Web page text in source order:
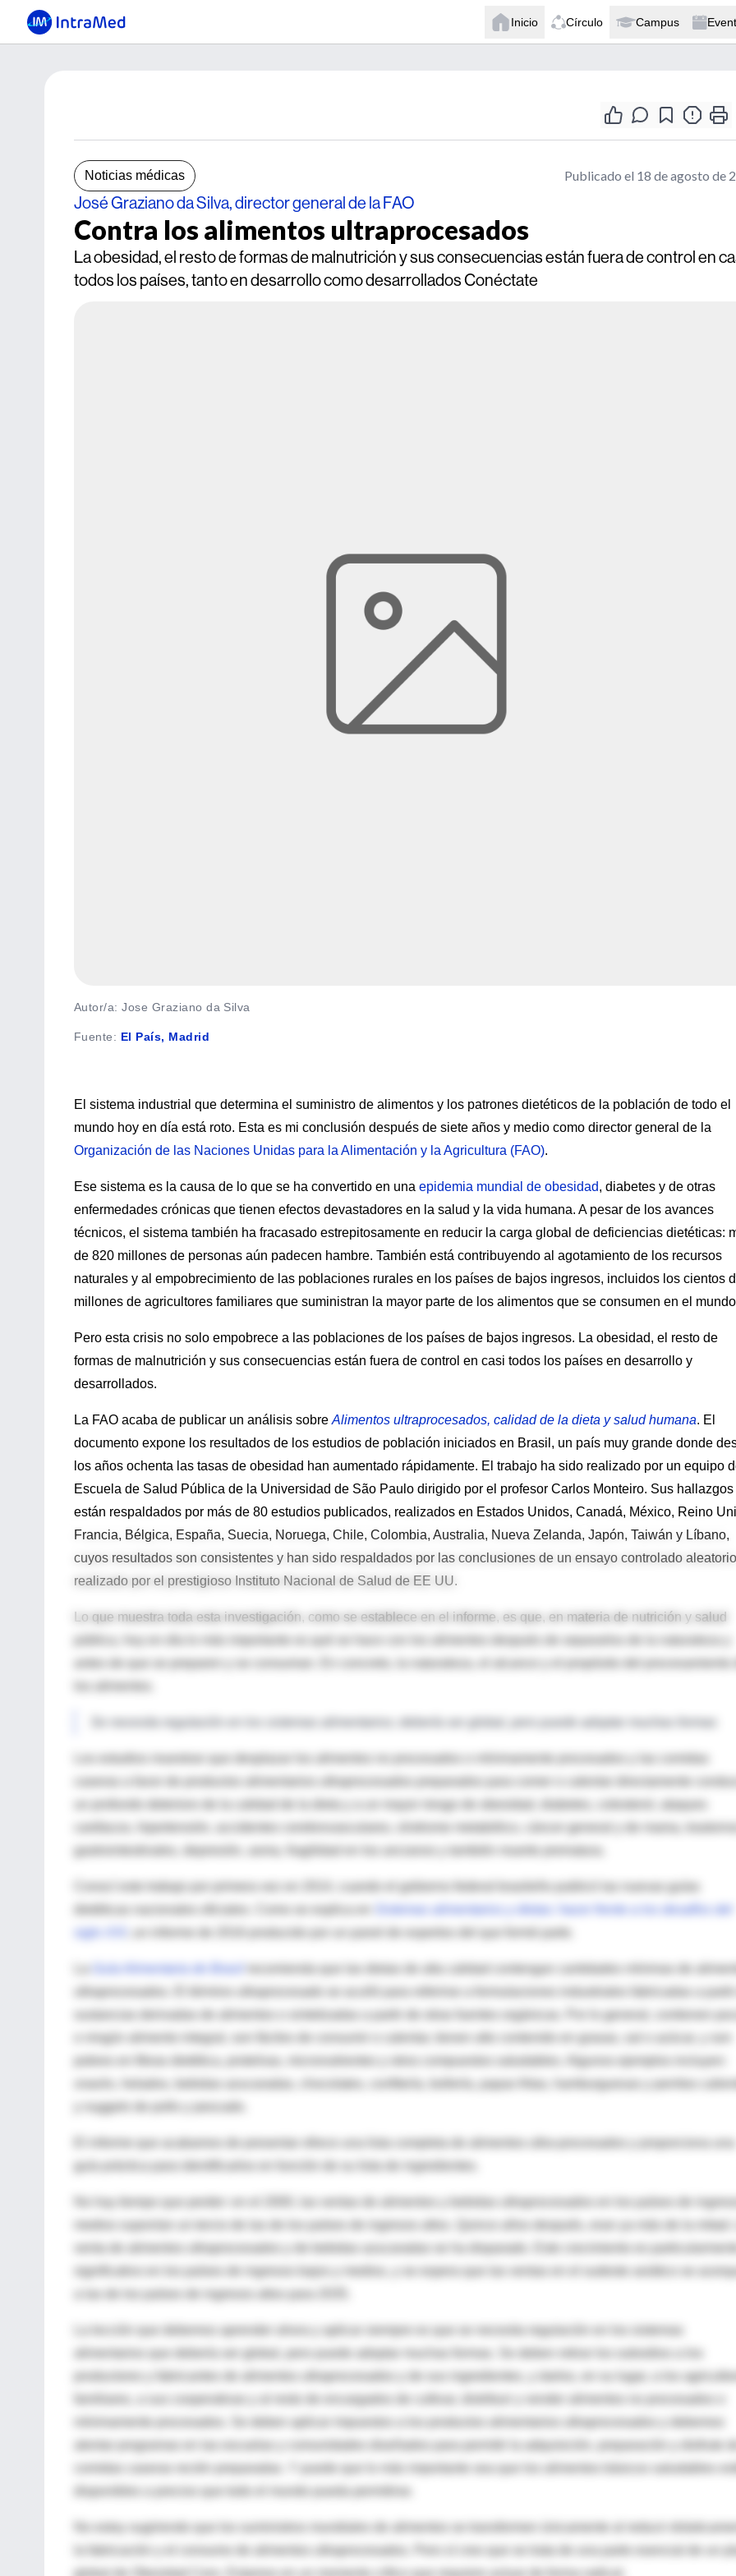
Inicio Círculo Campus
Noticias médicas Publicado el 18 de agosto de
José Graziano da Silva, director general de la FAO
Contra los alimentos ultraprocesados
La obesidad, el resto de formas de malnutrición y sus consecuencias están fuera de control en
todos los países, tanto en desarrollo como desarrollados Conéctate
Autor/a: Jose Graziano da Silva
Fuente: El País, Madrid
El sistema industrial que determina el suministro de alimentos y los patrones dietéticos de la población de todo el
mundo hoy en día está roto. Esta es mi conclusión después de siete años y medio como director general de la
Organización de las Naciones Unidas para la Alimentación y la Agricultura (FAO).
Ese sistema es la causa de lo que se ha convertido en una epidemia mundial de obesidad, diabetes y de otras
enfermedades crónicas que tienen efectos devastadores en la salud y la vida humana. A pesar de los avances
técnicos, el sistema también ha fracasado estrepitosamente en reducir la carga global de deficiencias dietéticas:
de 820 millones de personas aún padecen hambre. También está contribuyendo al agotamiento de los recursos
naturales y al empobrecimiento de las poblaciones rurales en los países de bajos ingresos, incluidos los cientos
millones de agricultores familiares que suministran la mayor parte de los alimentos que se consumen en el
Pero esta crisis no solo empobrece a las poblaciones de los países de bajos ingresos. La obesidad, el resto de
formas de malnutrición y sus consecuencias están fuera de control en casi todos los países en desarrollo y
desarrollados.
La FAO acaba de publicar un análisis sobre Alimentos ultraprocesados, calidad de la dieta y salud humana. El
documento expone los resultados de los estudios de población iniciados en Brasil, un país muy grande donde
los años ochenta las tasas de obesidad han aumentado rápidamente. El trabajo ha sido realizado por un equipo
Escuela de Salud Pública de la Universidad de São Paulo dirigido por el profesor Carlos Monteiro. Sus hallazgos
están respaldados por más de 80 estudios publicados, realizados en Estados Unidos, Canadá, México, Reino
Francia, Bélgica, España, Suecia, Noruega, Chile, Colombia, Australia, Nueva Zelanda, Japón, Taiwán y Líbano,
cuyos resultados son consistentes y han sido respaldados por las conclusiones de un ensayo controlado aleatorio
realizado por el prestigioso Instituto Nacional de Salud de EE UU.
Lo que muestra toda esta investigación, como se establece en el informe, es que, en materia de nutrición y salud
pública, hoy en día lo más importante es qué se hace con los alimentos después de separarlos de la naturaleza y
Se necesita regulación en los sistemas alimentarios; debería ser global, pero puede adoptar muchas formas
caseras a favor de productos alimentarios ultraprocesados preparados para comer o calentar directamente
un profundo deterioro de la calidad de la dieta y a un mayor riesgo de obesidad, diabetes, colesterol, ataques
cardíacos, hipertensión, accidentes cerebrovasculares, síndrome metabólico, cáncer general y de mama, trastornos
gastrointestinales, depresión, asma, fragilidad en los ancianos y también muerte prematura.
Conocí este trabajo por primera vez en 2014, cuando el gobierno federal brasileño publicó las nuevas guías
siglo XXI
recomienda que las dietas de alta calidad contengan cantidades mínimas de
ultraprocesados. El término ultraprocesado se acuñó para referirse a formulaciones industriales fabricadas a partir
sustancias derivadas de alimentos o sintetizadas a partir de otras fuentes orgánicas. Por lo general, contienen
o ningún alimento integral, son fáciles de consumir o calentar, tienen alto contenido en grasas, sal o azúcar, y son
pobres en fibras dietética, proteínas, micronutrientes y otros compuestos saludables. Algunos ejemplos incluyen:
, helados, bebidas azucaradas, chocolates, confitería, bollería, papas fritas, hamburguesas y perritos
nuggets
guía práctica para identificarlos en función de su lista de ingredientes.
No hay tiempo que perder: en el 2000, las ventas de alimentos y bebidas ultraprocesados en los países de
medios suponían un tercio de las de los países de ingresos altos. Quince años después, eran ya más de la mitad.
venta de alimentos ultraprocesados y de bebidas azucaradas se ha disparado. Este crecimiento es particularmente
significativo en los países de ingresos bajos y medios, y se espera que las ventas en el sudeste asiático se
a las de los países de ingresos altos para 2035.
La lección que debemos aprender ahora y aplicar siempre es que se necesita regulación en los sistemas
productores y fabricantes de alimentos ultraprocesados y de sus ingredientes, y darlos, en su lugar, a los
familiares, a sus cooperativas y al resto de encargados de cultivar, distribuir y vender alimentos no procesados o
mínimamente procesados. Se deben aplicar impuestos a los productos alimentarios ultraprocesados y debemos
alentar programas en las escuelas y comunidades diseñados para permitir la adquisición, preparación y disfrute de
comidas caseras recién preparadas. Y puede que lo más importante sea que los alimentos básicos saludables
No estoy sugiriendo que los suministros mundiales de alimentos se transformen únicamente al reducir
la fabricación y el consumo de alimentos ultraprocesados. Pero sí creo que se trata de una parte esencial de un
global de Obesidad Cero. Estamos en un momento crítico que requiere actuar de forma radical.